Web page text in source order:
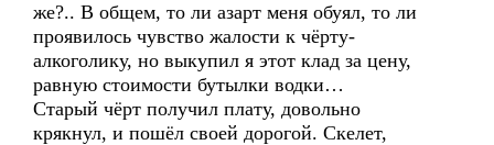
же?.. В общем, то ли азарт меня обуял, то ли
проявилось чувство жалости к чёрту-
алкоголику, но выкупил я этот клад за цену,
равную стоимости бутылки водки…
Старый чёрт получил плату, довольно
крякнул, и пошёл своей дорогой. Скелет,